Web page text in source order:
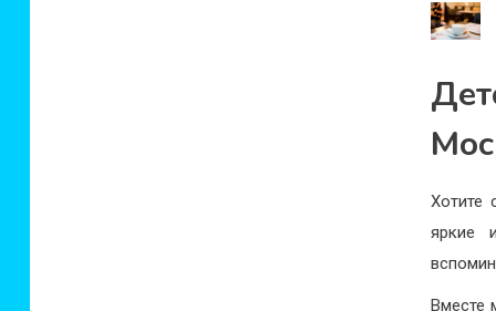
Хотите
яркие
Вместе